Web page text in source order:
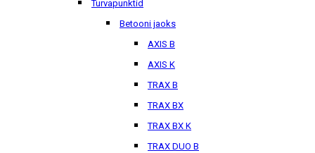
Turvapunktid
Betooni jaoks
AXIS B
AXIS K
TRAX B
TRAX BX
TRAX BX K
TRAX DUO B